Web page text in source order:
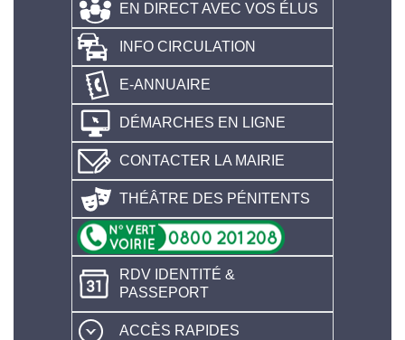
EN DIRECT AVEC VOS ÉLUS
INFO CIRCULATION
E-ANNUAIRE
DÉMARCHES EN LIGNE
CONTACTER LA MAIRIE
THÉÂTRE DES PÉNITENTS
RDV IDENTITÉ &
PASSEPORT
ACCÈS RAPIDES